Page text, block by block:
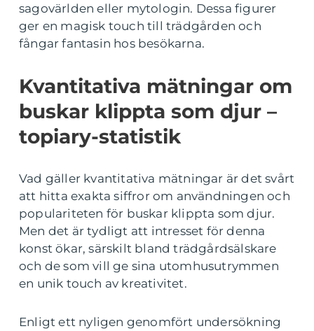
sagovärlden eller mytologin. Dessa figurer
ger en magisk touch till trädgården och
fångar fantasin hos besökarna.
Kvantitativa mätningar om
buskar klippta som djur –
topiary-statistik
Vad gäller kvantitativa mätningar är det svårt
att hitta exakta siffror om användningen och
populariteten för buskar klippta som djur.
Men det är tydligt att intresset för denna
konst ökar, särskilt bland trädgårdsälskare
och de som vill ge sina utomhusutrymmen
en unik touch av kreativitet.
Enligt ett nyligen genomfört undersökning